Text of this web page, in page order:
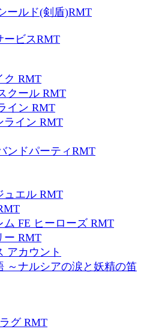
ールド(剣盾)RMT
ービスRMT
ク RMT
クール RMT
イン RMT
ライン RMT
ンドパーティRMT
ュエル RMT
ム FE ヒーローズ RMT
ー RMT
アカウント
～ナルシアの涙と妖精の笛
グ RMT